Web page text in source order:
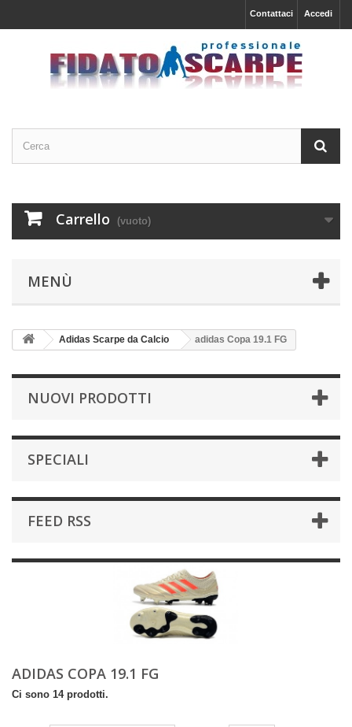
Accedi
Contattaci
Carrello (vuoto)
MENÙ
Adidas Scarpe da Calcio adidas Copa 19.1 FG
NUOVI PRODOTTI
SPECIALI
FEED RSS
ADIDAS COPA 19.1 FG
Ci sono 14 prodotti.